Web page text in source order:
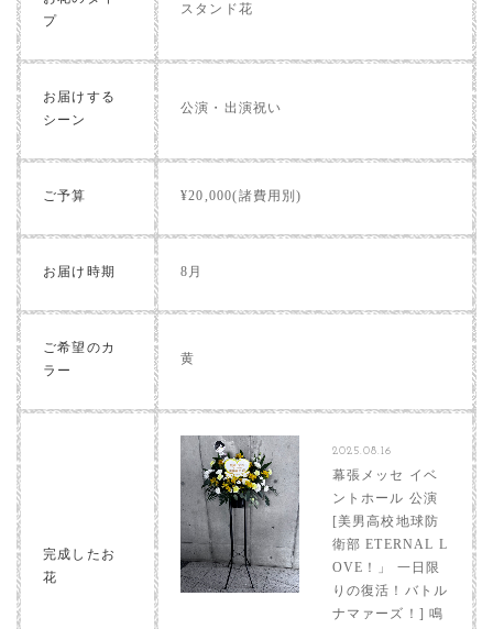
プ
スタンド花
お届けする
シーン
公演・出演祝い
ご予算 ¥20,000(諸費用別)
お届け時期 8月
ご希望のカ
ラー
黄
完成したお
花
2025.08.16
幕張メッセ イベ
ントホール 公演
[美男高校地球防
衛部 ETERNAL L
OVE！」 一日限
りの復活！バトル
ナマァーズ！] 鳴